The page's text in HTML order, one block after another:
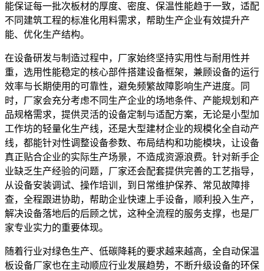
能保证每一批次板材的厚度、密度、保温性能趋于一致，适配
不同建筑工程的标准化用料需求，帮助生产企业有效提升产
能、优化生产结构。
在设备研发与制造过程中，厂家始终坚持实用性与耐用性并
重，选用性能稳定的核心部件搭建设备框架，兼顾设备的运行
效率与长期使用的可靠性，避免频繁故障影响生产进度。同
时，厂家会充分考虑不同生产企业的场地条件、产能规划和产
品规格需求，提供灵活的设备定制与适配方案，无论是小型加
工作坊的轻量化生产线，还是大型建材企业的规模化全自动产
线，都能针对性调整设备参数、布局结构和功能模块，让设备
真正贴合企业的实际生产场景，不造成资源浪费。针对新手企
业缺乏生产经验的问题，厂家还会配套提供完善的工艺指导，
从设备安装调试、操作培训，到日常维护保养、常见故障排
查，全程跟进协助，帮助企业快速上手设备，顺利投入生产，
解决设备落地后的后顾之忧，这种全流程的服务支撑，也是厂
家专业实力的重要体现。
随着行业对绿色生产、低碳降耗的要求越来越高，全自动保温
板设备厂家也在主动顺应行业发展趋势，不断升级设备的环保